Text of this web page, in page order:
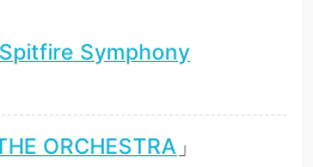
Spitfire Symphony
ORCHESTRA 」